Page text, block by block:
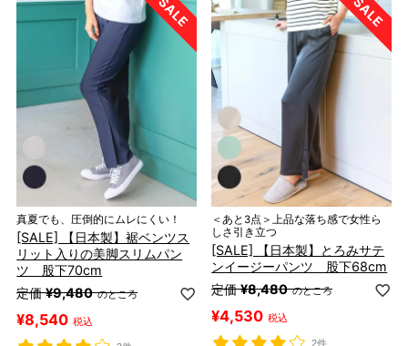
真夏でも、圧倒的にムレにくい！
[SALE] 【日本製】裾ベンツス
リット入りの美脚スリムパン
ツ 股下70cm
定価 ¥9,480 のところ
¥8,540 税込
＜あと3点＞上品な落ち感で女性ら
しさ引き立つ
[SALE] 【日本製】とろみサテ
ンイージーパンツ 股下68cm
定価 ¥8,480 のところ
¥4,530 税込
2件